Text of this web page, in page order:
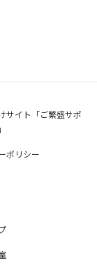
サイト「ご繁盛サポ
ポリシー